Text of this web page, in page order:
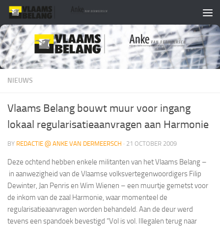
Skip to content
NIEUWS
Vlaams Belang bouwt muur voor ingang
lokaal regularisatieaanvragen aan Harmonie
BY REDACTIE @ ANKE VAN DERMEERSCH · 21 OCTOBER 2009
Deze ochtend hebben enkele militanten van het Vlaams Belang –
in aanwezigheid van de Vlaamse volksvertegenwoordigers Filip
Dewinter, Jan Penris en Wim Wienen – een muurtje gemetst voor
de inkom van de zaal Harmonie, waar momenteel de
regularisatieaanvragen worden behandeld. Aan de deur werd
tevens een spandoek bevestigd “Vol is vol. Illegalen terug naar